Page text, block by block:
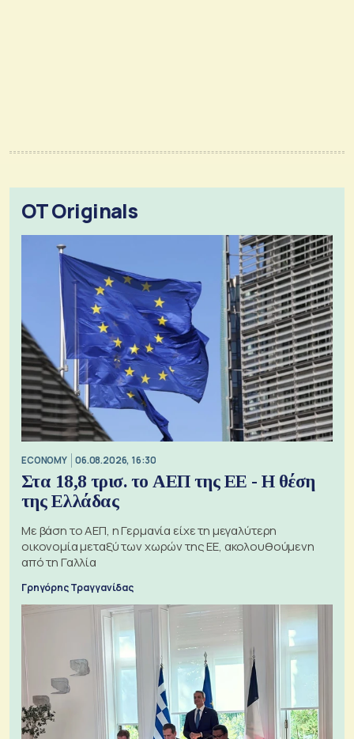
OT Originals
ECONOMY 06.08.2026, 16:30
Στα 18,8 τρισ. το ΑΕΠ της ΕΕ - Η θέση
της Ελλάδας
Με βάση το ΑΕΠ, η Γερμανία είχε τη μεγαλύτερη
οικονομία μεταξύ των χωρών της ΕΕ, ακολουθούμενη
από τη Γαλλία
Γρηγόρης Τραγγανίδας